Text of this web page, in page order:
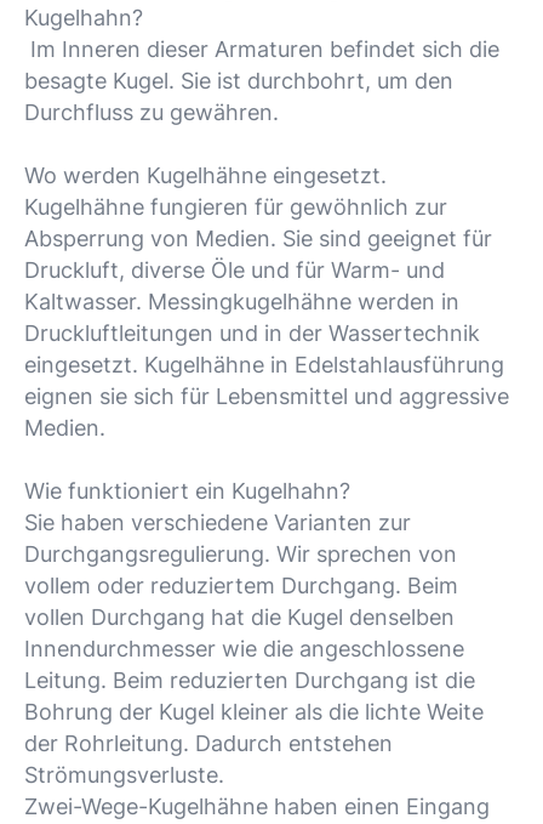
Kugelhahn?
Im Inneren dieser Armaturen befindet sich die
besagte Kugel. Sie ist durchbohrt, um den
Durchfluss zu gewähren.
Wo werden Kugelhähne eingesetzt.
Kugelhähne fungieren für gewöhnlich zur
Absperrung von Medien. Sie sind geeignet für
Druckluft, diverse Öle und für Warm- und
Kaltwasser. Messingkugelhähne werden in
Druckluftleitungen und in der Wassertechnik
eingesetzt. Kugelhähne in Edelstahlausführung
eignen sie sich für Lebensmittel und aggressive
Medien.
Wie funktioniert ein Kugelhahn?
Sie haben verschiedene Varianten zur
Durchgangsregulierung. Wir sprechen von
vollem oder reduziertem Durchgang. Beim
vollen Durchgang hat die Kugel denselben
Innendurchmesser wie die angeschlossene
Leitung. Beim reduzierten Durchgang ist die
Bohrung der Kugel kleiner als die lichte Weite
der Rohrleitung. Dadurch entstehen
Strömungsverluste.
Zwei-Wege-Kugelhähne haben einen Eingang